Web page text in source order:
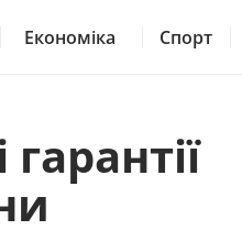
Економіка Спорт